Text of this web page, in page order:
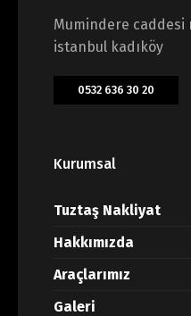
Mumindere caddesi
istanbul kadıköy
0532 636 30 20
Kurumsal
Tuztaş Nakliyat
Hakkımızda
Araçlarımız
Galeri